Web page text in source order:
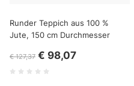
Runder Teppich aus 100 %
Jute, 150 cm Durchmesser
€ 127,37 € 98,07